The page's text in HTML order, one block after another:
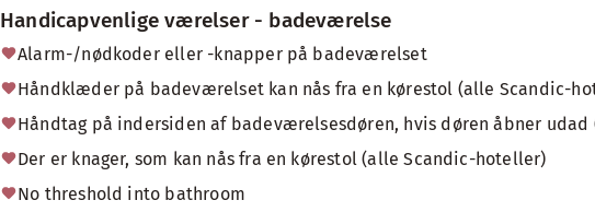
Handicapvenlige værelser - badeværelse
Alarm-/nødkoder eller -knapper på badeværelset
Håndklæder på badeværelset kan nås fra en kørestol (alle Scandic-
Håndtag på indersiden af badeværelsesdøren, hvis døren åbner
Der er knager, som kan nås fra en kørestol (alle Scandic-hoteller)
No threshold into bathroom